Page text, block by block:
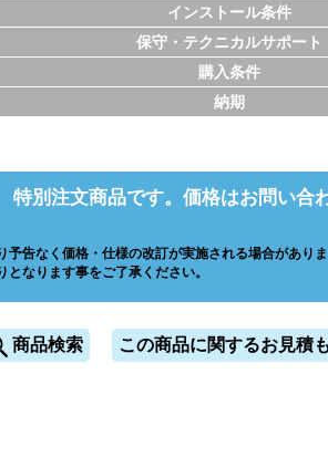
インストール条件
保守・テクニカルサポート
購入条件
納期
特別注文商品です。価格はお問い合
予告なく価格・仕様の改訂が実施される場合がありま
となります事をご了承ください。
商品検索 この商品に関するお見積